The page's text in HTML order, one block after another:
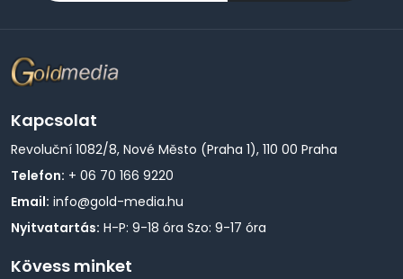
Kapcsolat
Revoluční 1082/8, Nové Město (Praha 1), 110 00 Praha
Telefon: + 06 70 166 9220
Email: info@gold-media.hu
Nyitvatartás: H-P: 9-18 óra Szo: 9-17 óra
Kövess minket